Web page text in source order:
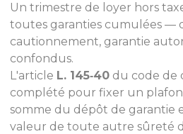
Un trimestre de loyer hors
toutes garanties cumulées —
cautionnement, garantie
confondus.
L'article L. 145‑40 du code de
complété pour fixer un
somme du dépôt de garantie
valeur de toute autre sûreté